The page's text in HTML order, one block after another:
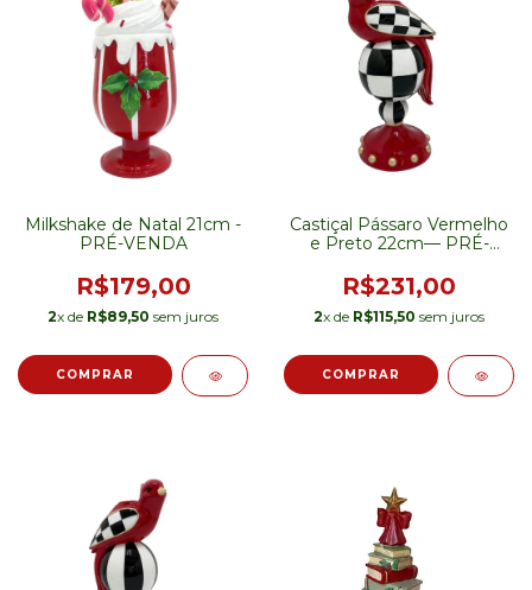
Milkshake de Natal 21cm -
PRÉ-VENDA
R$179,00
2x de R$89,50 sem juros
Castiçal Pássaro Vermelho
e Preto 22cm— PRÉ-
R$231,00
2x de R$115,50 sem juros